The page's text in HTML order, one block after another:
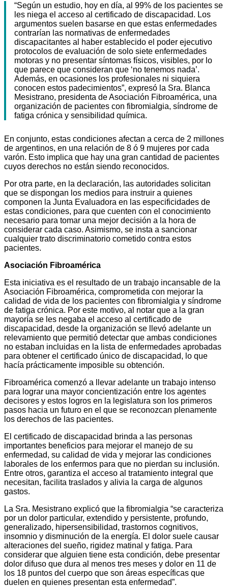
“Según un estudio, hoy en día, al 99% de los pacientes se
les niega el acceso al certificado de discapacidad. Los
argumentos suelen basarse en que estas enfermedades
contrarían las normativas de enfermedades
discapacitantes al haber establecido el poder ejecutivo
protocolos de evaluación de solo siete enfermedades
motoras y no presentar síntomas físicos, visibles, por lo
que parece que consideran que ‘no tenemos nada’.
Además, en ocasiones los profesionales ni siquiera
conocen estos padecimientos”, expresó la Sra. Blanca
Mesistrano, presidenta de Asociación Fibroamérica, una
organización de pacientes con fibromialgia, síndrome de
fatiga crónica y sensibilidad química.
En conjunto, estas condiciones afectan a cerca de 2 millones
de argentinos, en una relación de 8 ó 9 mujeres por cada
varón. Esto implica que hay una gran cantidad de pacientes
cuyos derechos no están siendo reconocidos.
Por otra parte, en la declaración, las autoridades solicitan
que se dispongan los medios para instruir a quienes
componen la Junta Evaluadora en las especificidades de
estas condiciones, para que cuenten con el conocimiento
necesario para tomar una mejor decisión a la hora de
considerar cada caso. Asimismo, se insta a sancionar
cualquier trato discriminatorio cometido contra estos
pacientes.
Asociación Fibroamérica
Esta iniciativa es el resultado de un trabajo incansable de la
Asociación Fibroamérica, comprometida con mejorar la
calidad de vida de los pacientes con fibromialgia y síndrome
de fatiga crónica. Por este motivo, al notar que a la gran
mayoría se les negaba el acceso al certificado de
discapacidad, desde la organización se llevó adelante un
relevamiento que permitió detectar que ambas condiciones
no estaban incluidas en la lista de enfermedades aprobadas
para obtener el certificado único de discapacidad, lo que
hacía prácticamente imposible su obtención.
Fibroamérica comenzó a llevar adelante un trabajo intenso
para lograr una mayor concientización entre los agentes
decisores y estos logros en la legislatura son los primeros
pasos hacia un futuro en el que se reconozcan plenamente
los derechos de las pacientes.
El certificado de discapacidad brinda a las personas
importantes beneficios para mejorar el manejo de su
enfermedad, su calidad de vida y mejorar las condiciones
laborales de los enfermos para que no pierdan su inclusión.
Entre otros, garantiza el acceso al tratamiento integral que
necesitan, facilita traslados y alivia la carga de algunos
gastos.
La Sra. Mesistrano explicó que la fibromialgia “se caracteriza
por un dolor particular, extendido y persistente, profundo,
generalizado, hipersensibilidad, trastornos cognitivos,
insomnio y disminución de la energía. El dolor suele causar
alteraciones del sueño, rigidez matinal y fatiga. Para
considerar que alguien tiene esta condición, debe presentar
dolor difuso que dura al menos tres meses y dolor en 11 de
los 18 puntos del cuerpo que son áreas específicas que
duelen en quienes presentan esta enfermedad”.